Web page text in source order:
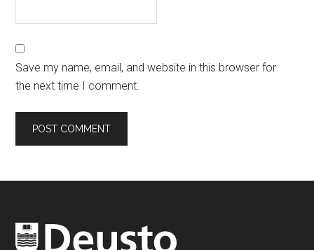
Save my name, email, and website in this browser for
the next time I comment.